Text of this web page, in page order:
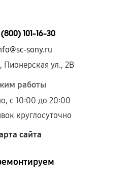
(800) 101-16-30
sony.ru
Пионерская ул., 2В
работы
с 10:00 до 20:00
круглосуточно
сайта